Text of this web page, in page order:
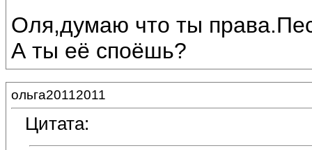
Оля,думаю что ты
А ты её споёшь?
ольга20112011
Цитата: